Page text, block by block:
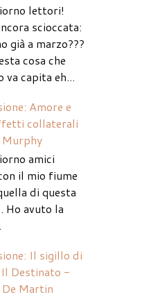
lettori!
scioccata:
già a marzo???
cosa che
capita eh...
Amore e
collaterali
amici
il mio fiume
di questa
Ho avuto la
Il sigillo di
Destinato -
De Martin